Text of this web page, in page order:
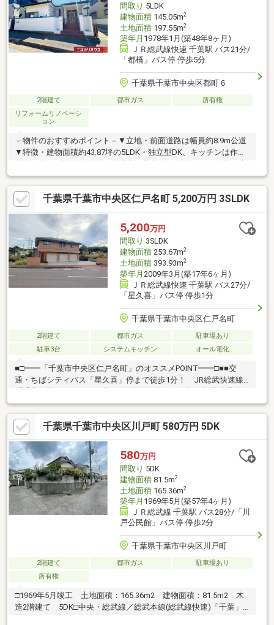
間取り 5LDK
建物面積145.05m2
土地面積197.55m2
築年月 1978年1月(築48年8ヶ月)
ＪＲ総武線快速 千葉駅 バス21分/
「都橋」バス停 停歩5分
千葉県千葉市中央区都町６
2階建て 都市ガス
所有権
リフォームリノベーシ
ョン
－物件のおすすめポイント－▼立地・前面道路は幅員約8.9m公道
▼特徴・建物面積約43.87坪の5LDK・独立型DK、キッチンは作業
の間・広縁付・随所に収納を確保・枯山水の意匠が施された坪
庭・駐車1台可(車種による)▼2023年10月～2024年2月内外装リフ
ォーム済【交換】キッチンシンク・水栓、レンジフード、シャッ
ター 等【張替】フローリング、クロス 等【その他】外壁塗装、屋
根一部修繕 他■ ご希望の住まい探しをお手伝いします
━━━━━・・・物件の詳細・ご相談はお気軽にお問い合わせく
ださい。
千葉県千葉市中央区仁戸名町 5,200万円 3SLDK
5,200万円
間取り 3SLDK
建物面積253.67m2
土地面積393.93m2
築年月 2009年3月(築17年6ヶ月)
ＪＲ総武線快速 千葉駅 バス27分/
「星久喜」バス停 停歩1分
千葉県千葉市中央区仁戸名町
2階建て 都市ガス
駐車場あり
駐車3台
システムキッチン オール電化
■□━━「千葉市中央区仁戸名町」のオススメPOINT━━□■■交
通・ちばシティバス「星久喜」停まで徒歩1分！ JR総武快速線
「千葉」駅へアクセス可能。■敷地面積約119.16坪！軽量鉄骨造2
階建住宅。■ビルトインガレージに3台、カースペースに3台の合
計6台駐車可能(車種による)。■居住スペースは2階に配されている
ため、外からの視線などを気にせず過ごせます。■全居室8帖以上
のゆとりある広さ！■約18.0帖の倉庫のほか、WIC×2や物入など豊
富な収納も魅力です。 倉庫は作業スペースなど、多目的スペー
スとしても◎■周辺環境・仁戸名小学校まで徒歩8分(約600m)・ミ
ニストップ千葉仁戸名店まで徒歩3分(約250m)
千葉県千葉市中央区川戸町 580万円 5DK
580万円
間取り 5DK
建物面積81.5m2
土地面積165.36m2
築年月 1969年5月(築57年4ヶ月)
ＪＲ総武線 千葉駅 バス28分/「川
戸公民館」バス停 停歩2分
千葉県千葉市中央区川戸町
2階建て 都市ガス
駐車場あり
所有権
□1969年5月竣工 土地面積：165.36m2 建物面積：81.5m2 木
造2階建て 5DK□中央・総武線／総武本線(総武線快速)「千葉」